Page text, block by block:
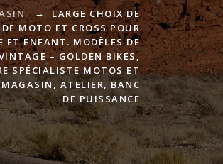
→LARGE CHOIX DE
MOTO ET CROSS POUR
ET ENFANT. MODÈLES DE
– GOLDEN BIKES,
SPÉCIALISTE MOTOS ET
MAGASIN, ATELIER, BANC
DE PUISSANCE